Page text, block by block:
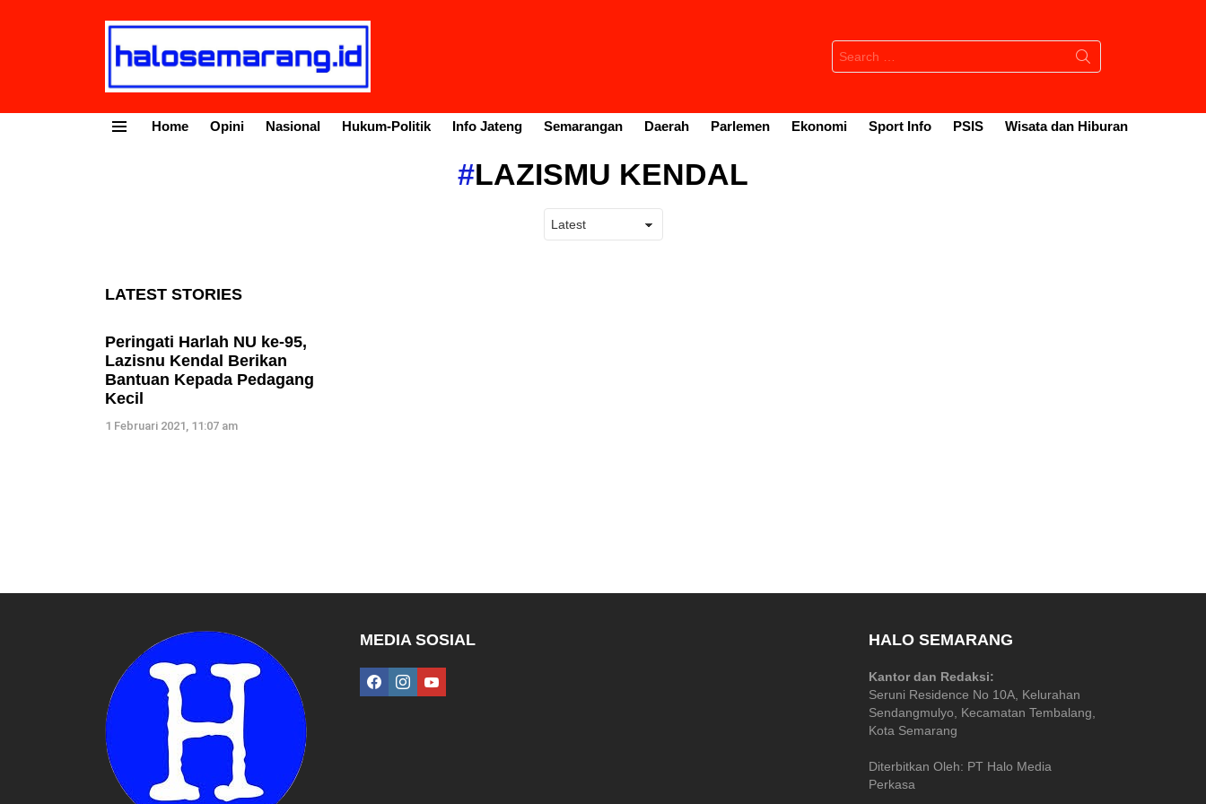
Search
for:
Home Opini Nasional Hukum-Politik Info Jateng Semarangan Daerah Parlemen Ekonomi Sport Info PSIS Wisata dan Hiburan
LAZISMU KENDAL
LATEST STORIES
Peringati Harlah NU ke-95,
Lazisnu Kendal Berikan
Bantuan Kepada Pedagang
Kecil
1 Februari 2021, 11:07 am
MEDIA SOSIAL
facebookinstagramyoutube
HALO SEMARANG
Kantor dan Redaksi:
Seruni Residence No 10A, Kelurahan
Sendangmulyo, Kecamatan Tembalang,
Kota Semarang
Diterbitkan Oleh: PT Halo Media
Perkasa